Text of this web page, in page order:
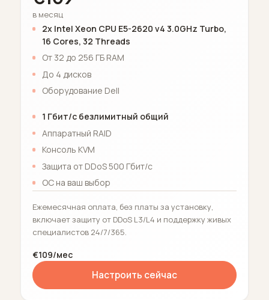
в месяц
2x Intel Xeon CPU E5-2620 v4 3.0GHz Turbo,
16 Cores, 32 Threads
От 32 до 256 ГБ RAM
До 4 дисков
Оборудование Dell
1 Гбит/с безлимитный общий
Аппаратный RAID
Консоль KVM
Защита от DDoS 500 Гбит/с
ОС на ваш выбор
Ежемесячная оплата, без платы за установку,
включает защиту от DDoS L3/L4 и поддержку живых
специалистов 24/7/365.
€109/мес
Настроить сейчас